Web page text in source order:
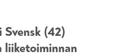
(42)
liiketoiminnan